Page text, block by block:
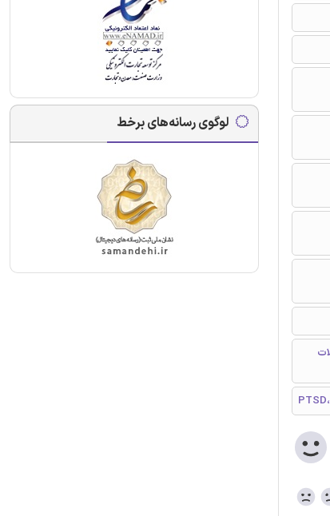
لوگوی رسانه‌های برخط